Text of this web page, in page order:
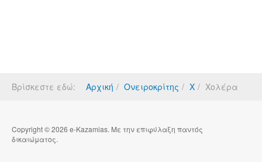
Βρίσκεστε εδώ: Αρχική Ονειροκρίτης Χ Χολέρα
Copyright © 2026 e-Kazamias. Με την επιφύλαξη παντός
δικαιώματος.